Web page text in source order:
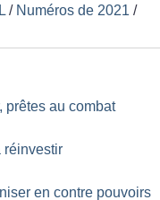
/ Numéros de 2021 /
prêtes au combat
réinvestir
en contre pouvoirs